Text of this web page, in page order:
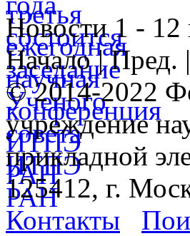
Новости 1 - 12
Начало | Пред. |
© 2014-2022
учреждение
прикладной
125412, г.
Контакты